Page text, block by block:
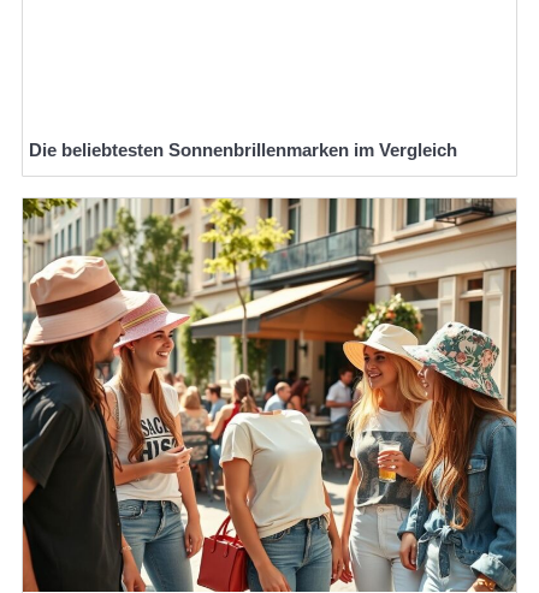
Die beliebtesten Sonnenbrillenmarken im Vergleich